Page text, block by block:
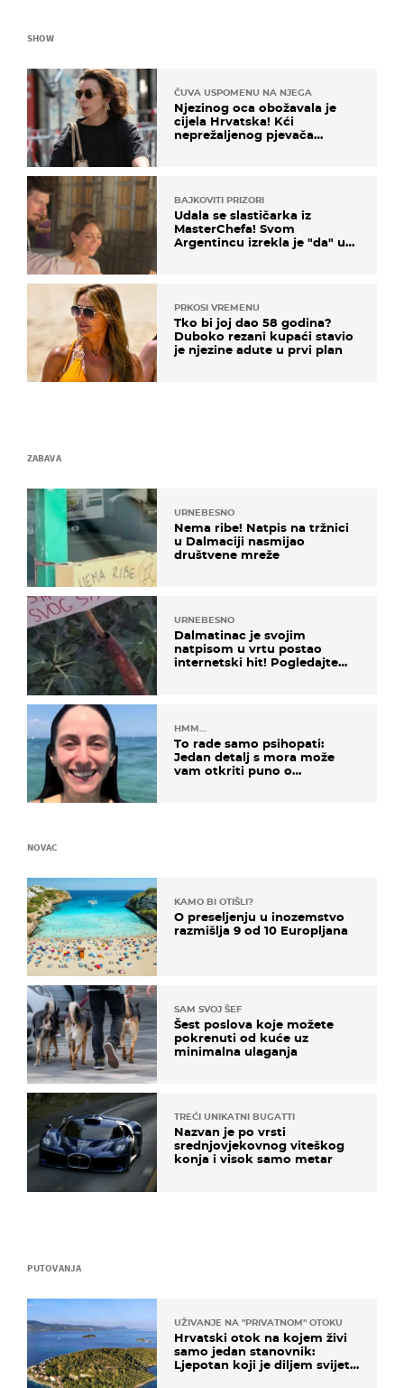
SHOW
ČUVA USPOMENU NA NJEGA
Njezinog oca obožavala je
cijela Hrvatska! Kći
neprežaljenog pjevača
BAJKOVITI PRIZORI
Udala se slastičarka iz
MasterChefa! Svom
Argentincu izrekla je "da" u
PRKOSI VREMENU
Tko bi joj dao 58 godina?
Duboko rezani kupaći stavio
je njezine adute u prvi plan
ZABAVA
URNEBESNO
Nema ribe! Natpis na tržnici
u Dalmaciji nasmijao
društvene mreže
URNEBESNO
Dalmatinac je svojim
natpisom u vrtu postao
internetski hit! Pogledajte
HMM…
To rade samo psihopati:
Jedan detalj s mora može
vam otkriti puno o
PUTOVANJA
UŽIVANJE NA "PRIVATNOM" OTOKU
Hrvatski otok na kojem živi
samo jedan stanovnik:
Ljepotan koji je diljem svijeta
NOVAC
KAMO BI OTIŠLI?
O preseljenju u inozemstvo
razmišlja 9 od 10 Europljana
SAM SVOJ ŠEF
Šest poslova koje možete
pokrenuti od kuće uz
minimalna ulaganja
TREĆI UNIKATNI BUGATTI
Nazvan je po vrsti
srednjovjekovnog viteškog
konja i visok samo metar